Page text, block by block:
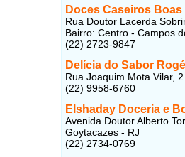
Doces Caseiros
Rua Doutor Lacerda
Bairro: Centro - Campos
(22) 2723-9847
Delícia do Sabor
Rua Joaquim Mota Vilar,
(22) 9958-6760
Elshaday Doceria e
Avenida Doutor Alberto
Goytacazes - RJ
(22) 2734-0769